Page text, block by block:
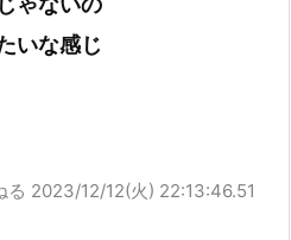
いな感じ
る 2023/12/12(火) 22:13:46.51